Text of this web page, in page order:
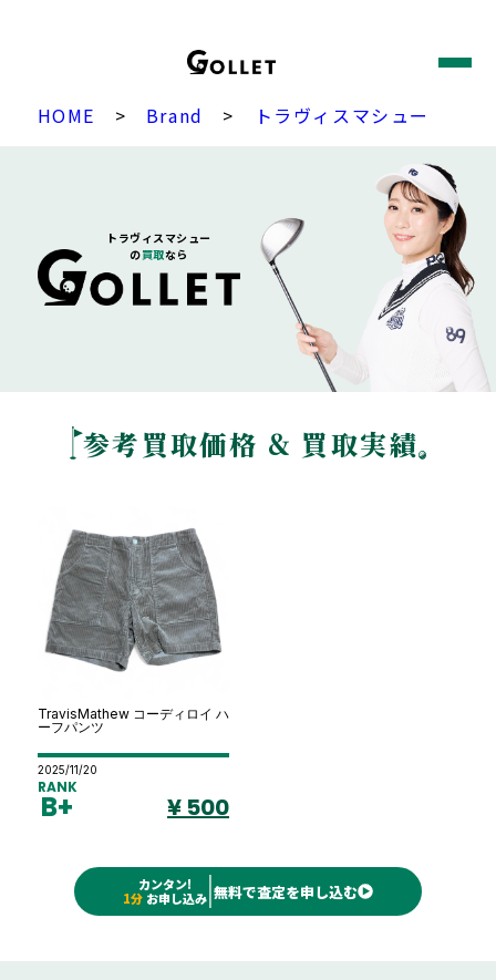
HOME > Brand > トラヴィスマシュー
トラヴィスマシュー
の買取なら
参考買取価格 & 買取実績
TravisMathew コーディロイ ハ
ーフパンツ
2025/11/20
RANK
B+ ¥ 500
カンタン!
1分お申し込み 無料で査定を申し込む